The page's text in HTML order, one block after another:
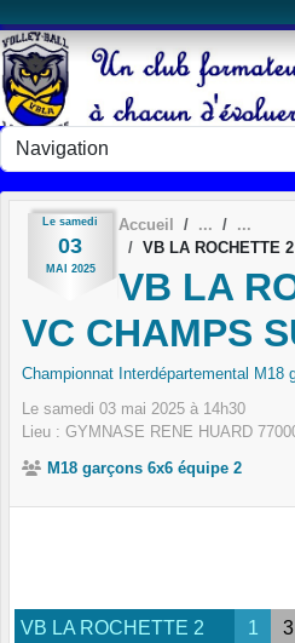
Le samedi
03
MAI 2025
Accueil
VB LA ROCHETTE
VB LA
VC CHAMPS
Championnat Interdépartemental M18
Le samedi 03 mai 2025 à 14h30
Lieu : GYMNASE RENE HUARD
M18 garçons 6x6 équipe 2
VB LA ROCHETTE 2 1 3